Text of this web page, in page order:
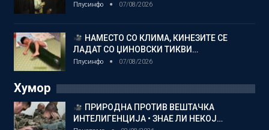
Плусинфо 07/08/2026
НАМЕСТО СО КЛИМА, КИНЕЗИТЕ СЕ
ЛАДАТ СО ЏИНОВСКИ ТИКВИ…
Плусинфо 07/08/2026
Хумор
ПРИРОДНА ПРОТИВ ВЕШТАЧКА
ИНТЕЛИГЕНЦИЈА • ЗНАЕ ЛИ НЕКОЈ…